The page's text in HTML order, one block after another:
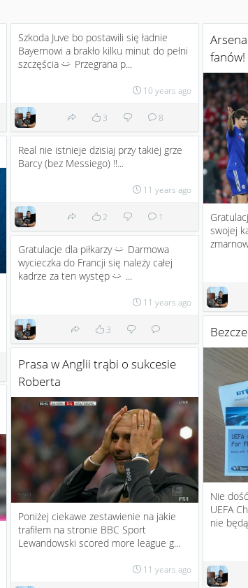
Szkoda Juve bo postawili się ładnie
Bayernowi a brakło kilku minut do pełni
szczęścia :) Przegrana p...
10 years ago
3 8
fanów!
swojej
Real nie istnieje dzisiaj przy takiej grze
Barcy (bez Messiego) !!...
11 years ago
2 1
Gratulacje dla piłkarzy :)
Darmowa
wycieczka do Francji się należy całej
kadrze za ten występ :) ...
11 years ago
3
Nie
UEFA
nie
Prasa w Anglii trąbi o sukcesie
Roberta
Poniżej ciekawe zestawienie na jakie
trafiłem na stronie BBC Sport
Lewandowski scored more league g...
11 years ago